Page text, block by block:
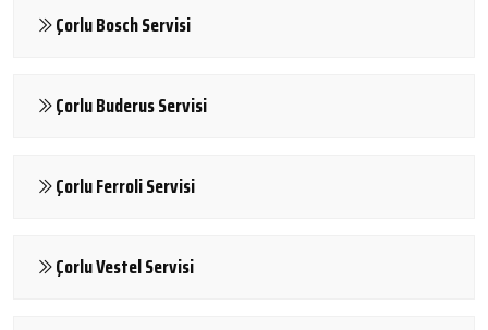
Çorlu Bosch Servisi
Çorlu Buderus Servisi
Çorlu Ferroli Servisi
Çorlu Vestel Servisi